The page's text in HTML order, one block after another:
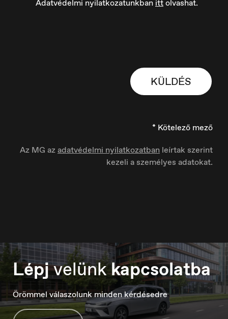
Europe
Hungary
Íslenska
Italia
Adatvédelmi nyilatkozatunkban ittolvashat.
KÜLDÉS
* Kötelező mező
Az MG azadatvédelmi nyilatkozatban leírtak szerint
kezeli a személyes adatokat.
Lépjvelünkkapcsolatba
Örömmel válaszolunk minden kérdésedre